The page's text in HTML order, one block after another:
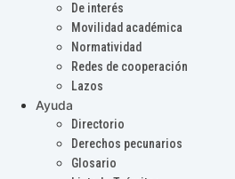
De interés
Movilidad académica
Normatividad
Redes de cooperación
Lazos
Ayuda
Directorio
Derechos pecunarios
Glosario